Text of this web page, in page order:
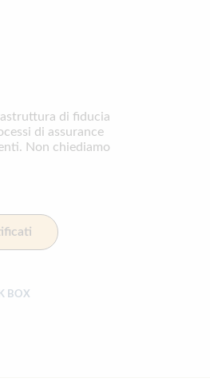
di fiducia
di assurance
Non chiediamo
BOX